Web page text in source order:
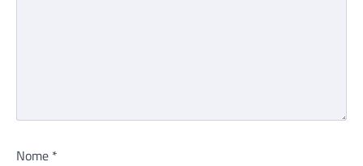
Nome *